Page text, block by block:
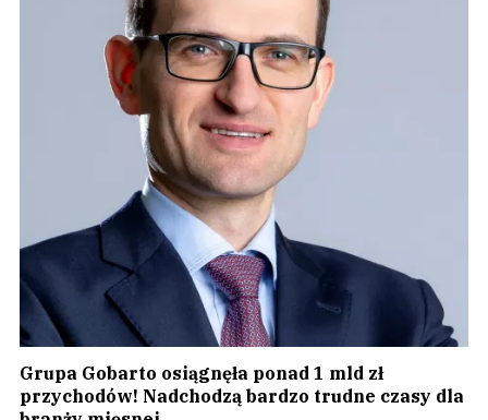
Grupa Gobarto osiągnęła ponad 1 mld zł
przychodów! Nadchodzą bardzo trudne czasy dla